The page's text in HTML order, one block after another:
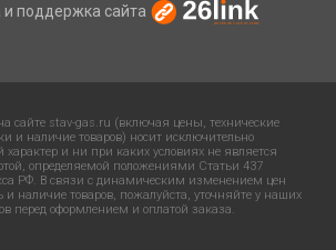
и поддержка сайта
сайте stav-gas.ru (включая цены, технические
и наличие товаров) носит исключительно
и ни при каких условиях не является
определяемой положениями Статьи 437
РФ. В связи с динамическим изменением цен
и наличие товаров, пожалуйста, уточняйте у наших
перед оформлением и оплатой заказа.